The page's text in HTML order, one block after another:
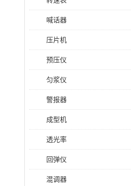
喊话器
压片机
预压仪
匀浆仪
警报器
成型机
透光率
回弹仪
混调器